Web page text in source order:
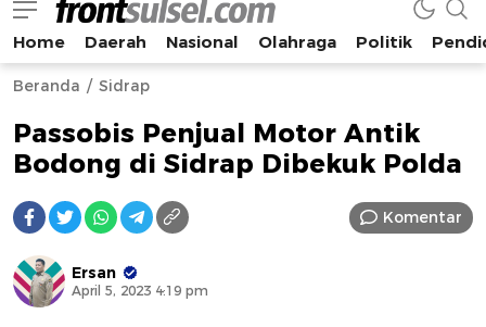
Frontsulsel.com
Terdepan Mengabarkan dari Sulawesi Selatan
Home Daerah Nasional Olahraga Politik
Beranda Sidrap
Passobis Penjual Motor Antik
Bodong di Sidrap Dibekuk Polda
Komentar
Ersan
April 5, 2023 4:19 pm